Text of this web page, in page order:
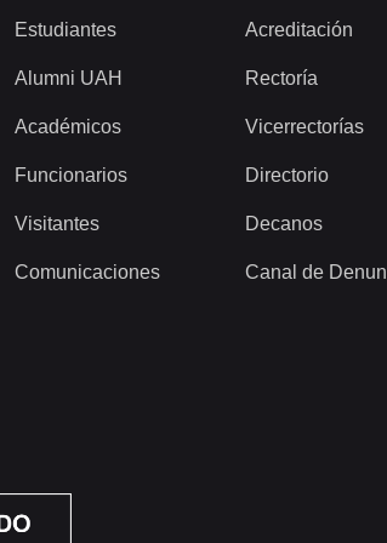
Estudiantes
Alumni UAH
Académicos
Funcionarios
Visitantes
Comunicaciones
Acreditación
Rectoría
Vicerrectorías
Directorio
Decanos
Canal de